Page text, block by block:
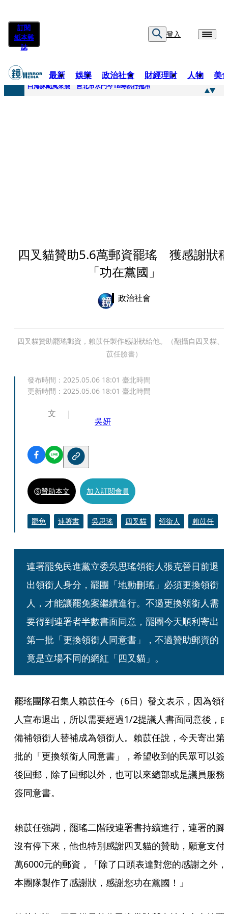
訂閱
紙本雜
誌
登入
最新 娛樂 政治社會 財經理財 人物 美
快訊
白海豚颱風來襲 台北市水門今18時執行拖吊
四叉貓贊助5.6萬郵資罷瑤 獲感謝狀
「功在黨國」
政治社會
四叉貓贊助罷瑤郵資，賴苡任製作感謝狀給他。（翻攝自四叉貓、
苡任臉書）
發布時間： 2025.05.06 18:01 臺北時間
更新時間： 2025.05.06 18:01 臺北時間
文
吳妍
贊助本文 加入訂閱會員
罷免 連署書 吳思瑤 四叉貓 領銜人 賴苡任
連署罷免民進黨立委吳思瑤領銜人張克晉日前退
出領銜人身分，罷團「地動刪瑤」必須更換領銜
人，才能讓罷免案繼續進行。不過更換領銜人需
要得到連署者半數書面同意，罷團今天順利寄出
第一批「更換領銜人同意書」，不過贊助郵資的
竟是立場不同的網紅「四叉貓」。
罷瑤團隊召集人賴苡任今（6日）發文表示，因為領
人宣布退出，所以需要經過1/2提議人書面同意後，
備補領銜人替補成為領銜人。賴苡任說，今天寄出第
批的「更換領銜人同意書」，希望收到的民眾可以簽
後回郵，除了回郵以外，也可以來總部或是議員服務
簽同意書。
賴苡任強調，罷瑤二階段連署書持續進行，連署的腳
沒有停下來，他也特別感謝四叉貓的贊助，願意支付
萬6000元的郵資，「除了口頭表達對您的感謝之外，
本團隊製作了感謝狀，感謝您功在黨國！」